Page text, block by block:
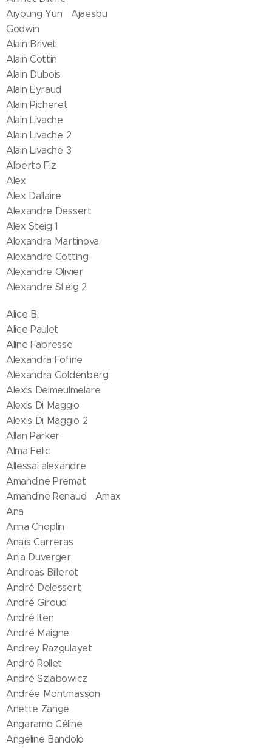
Aiyoung Yun Ajaesbu
Godwin
Alain Brivet
Alain Cottin
Alain Dubois
Alain Eyraud
Alain Picheret
Alain Livache
Alain Livache 2
Alain Livache 3
Alberto Fiz
Alex
Alex Dallaire
Alexandre Dessert
Alex Steig 1
Alexandra Martinova
Alexandre Cotting
Alexandre Olivier
Alexandre Steig 2
Alice B.
Alice Paulet
Aline Fabresse
Alexandra Fofine
Alexandra Goldenberg
Alexis Delmeulmelare
Alexis Di Maggio
Alexis Di Maggio 2
Allan Parker
Alma Felic
Allessai alexandre
Amandine Premat
Amandine Renaud Amax
Ana
Anna Choplin
Anaïs Carreras
Anja Duverger
Andreas Billerot
André Delessert
André Giroud
André Iten
André Maigne
Andrey Razgulayet
André Rollet
André Szlabowicz
Andrée Montmasson
Anette Zange
Angaramo Céline
Angeline Bandolo